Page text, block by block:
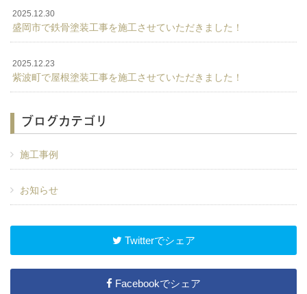
2025.12.30
盛岡市で鉄骨塗装工事を施工させていただきました！
2025.12.23
紫波町で屋根塗装工事を施工させていただきました！
ブログカテゴリ
施工事例
お知らせ
Twitterでシェア
Facebookでシェア